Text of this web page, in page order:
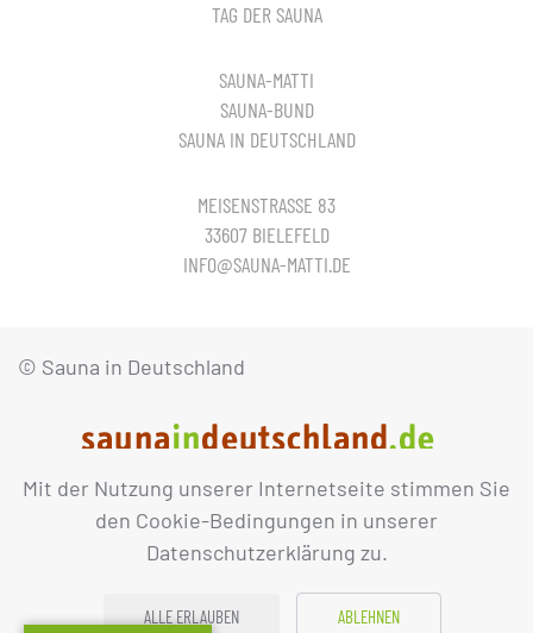
Mit der Nutzung unserer Internetseite stimmen Sie
den Cookie-Bedingungen in unserer
Datenschutzerklärung zu.
ALLE ERLAUBEN ABLEHNEN
TAG DER SAUNA
SAUNA-MATTI
SAUNA-BUND
SAUNA IN DEUTSCHLAND
MEISENSTRASSE 83
33607 BIELEFELD
INFO@SAUNA-MATTI.DE
© Sauna in Deutschland
IMPRESSUM DATENSCHUTZ